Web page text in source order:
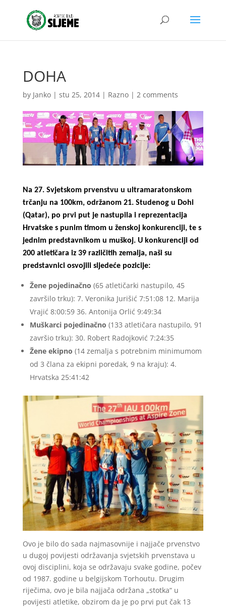
DOHA
by Janko| stu 25, 2014| Razno| 2 comments
Na 27. Svjetskom prvenstvu u ultramaratonskom
trčanju na 100km, održanom 21. Studenog u Dohi
(Qatar), po prvi put je nastupila i reprezentacija
Hrvatske s punim timom u ženskoj konkurenciji, te s
jednim predstavnikom u muškoj. U konkurenciji od
200 atletičara iz 39 različitih zemalja, naši su
predstavnici osvojili sljedeće pozicije:
Žene pojedinačno (65 atletičarki nastupilo, 45
završilo trku): 7. Veronika Jurišić 7:51:08 12. Marija
Vrajić 8:00:59 36. Antonija Orlić 9:49:34
Muškarci pojedinačno (133 atletičara nastupilo, 91
završio trku): 30. Robert Radojković 7:24:35
Žene ekipno (14 zemalja s potrebnim minimumom
od 3 člana za ekipni poredak, 9 na kraju): 4.
Hrvatska 25:41:42
Ovo je bilo do sada najmasovnije i najjače prvenstvo
u dugoj povijesti održavanja svjetskih prvenstava u
ovoj disciplini, koja se održavaju svake godine, počev
od 1987. godine u belgijskom Torhoutu. Drugim
riječima, ovo je bila najjača održana „stotka“ u
povijesti atletike, obzirom da je po prvi put čak 13